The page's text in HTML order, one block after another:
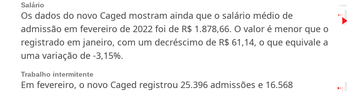
Salário
Os dados do novo Caged mostram ainda que o salário médio de
admissão em fevereiro de 2022 foi de R$ 1.878,66. O valor é menor que o
registrado em janeiro, com um decréscimo de R$ 61,14, o que equivale a
uma variação de -3,15%.
Trabalho intermitente
Em fevereiro, o novo Caged registrou 25.396 admissões e 16.568